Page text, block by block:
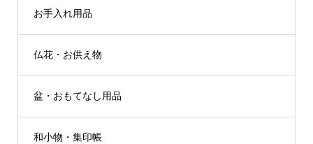
お手入れ用品
仏花・お供え物
盆・おもてなし用品
和小物・集印帳